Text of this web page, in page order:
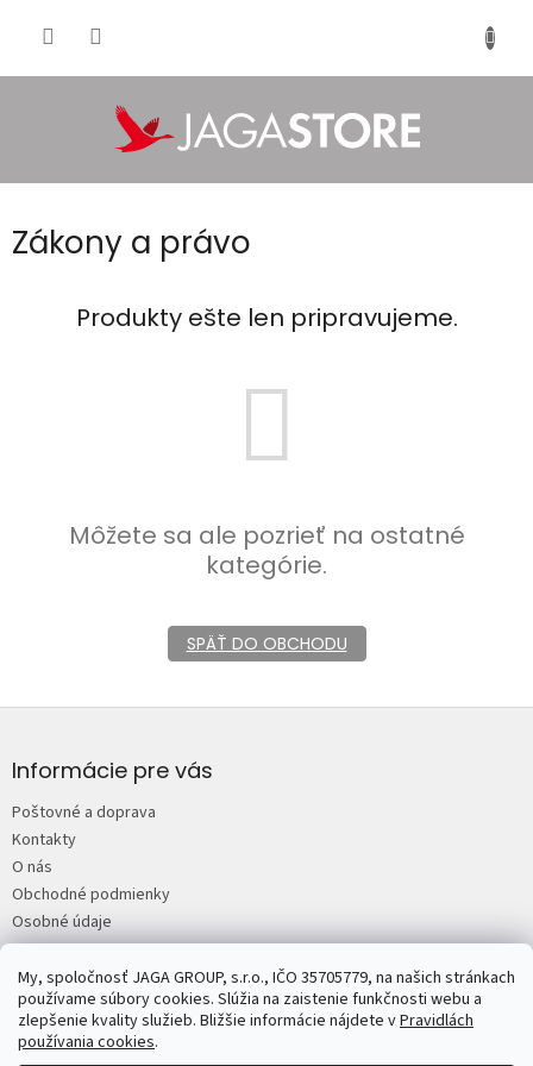
My, spoločnosť JAGA GROUP, s.r.o., IČO 35705779, na našich stránkach
používame súbory cookies. Slúžia na zaistenie funkčnosti webu a
zlepšenie kvality služieb. Bližšie informácie nájdete vPravidlách
používania cookies.
KOŠÍK
Zákony a právo
Produkty ešte len pripravujeme.
Môžete sa ale pozrieť na ostatné
kategórie.
SPÄŤ DO OBCHODU
p
e
Informácie pre vás
Poštovné a doprava
Kontakty
O nás
Obchodné podmienky
Osobné údaje
JAGA.sk Predplatné časopisov JAGA Mojdom.sk Urobsisam.sk
Zahrada.sk ASB.sk